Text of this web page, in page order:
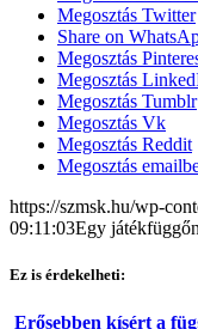
Megosztás Twitter
Share on
Megosztás
Megosztás
Megosztás Tumblr
Megosztás Vk
Megosztás Reddit
Megosztás
https://szmsk.hu/wp-
09:11:03Egy
Ez is érdekelheti:
Erősebben kísért a